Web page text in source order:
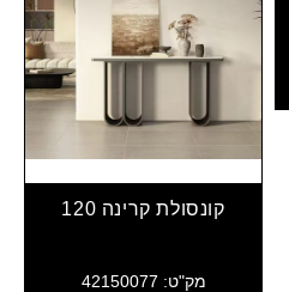
קונסולת קרינה 120
מק"ט: 42150077